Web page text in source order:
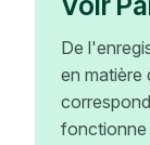
De
en matière
fonctionne